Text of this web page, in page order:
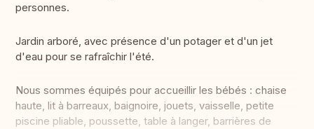
personnes.
Jardin arboré, avec présence d'un potager et d'un jet
d'eau pour se rafraîchir l'été.
Nous sommes équipés pour accueillir les bébés : chaise
haute, lit à barreaux, baignoire, jouets, vaisselle, petite
piscine pliable, poussette, table à langer, barrières de